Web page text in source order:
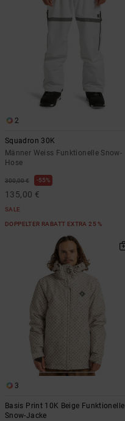
2
Squadron 30K
Männer Weiss Funktionelle Snow-
Hose
300,00 € 55%
135,00 €
SALE
DOPPELTER RABATT EXTRA 25 %
3
Basis Print 10K Beige Funktionelle
Snow-Jacke